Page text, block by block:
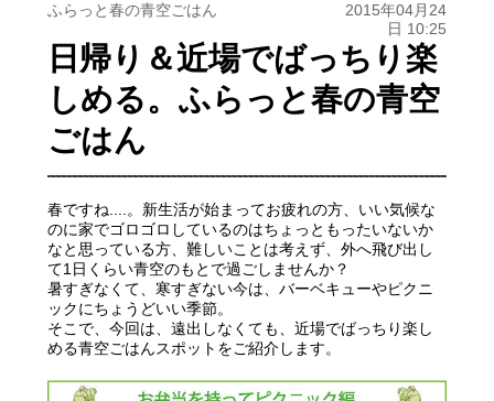
ふらっと春の青空ごはん
2015年04月24
日 10:25
日帰り＆近場でばっちり楽
しめる。ふらっと春の青空
ごはん
春ですね....。新生活が始まってお疲れの方、いい気候な
のに家でゴロゴロしているのはちょっともったいないか
なと思っている方、難しいことは考えず、外へ飛び出し
て1日くらい青空のもとで過ごしませんか？
暑すぎなくて、寒すぎない今は、バーベキューやピクニ
ックにちょうどいい季節。
そこで、今回は、遠出しなくても、近場でばっちり楽し
める青空ごはんスポットをご紹介します。